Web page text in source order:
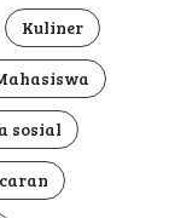
Kuliner
sosial